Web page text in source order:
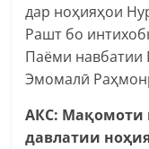
дар ноҳияҳои
Рашт бо
Паёми
Эмомалӣ
АКС: Мақомоти
давлатии